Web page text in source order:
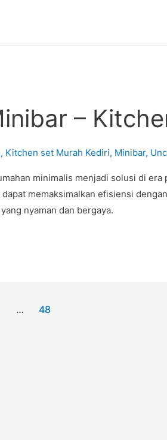
–
, Kitchen set Murah Kediri, Minibar,
minimalis menjadi solusi di
memaksimalkan efisiensi
nyaman dan bergaya.
… 48